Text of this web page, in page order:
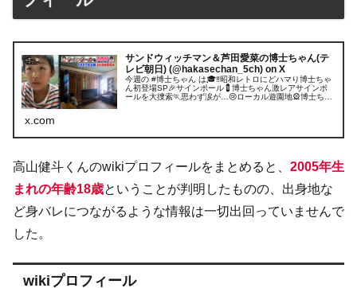
サンドウィッチマン＆芦田愛菜の博士ちゃん(テ
レビ朝日) (@hakasechan_5ch) on X
今週の #博士ちゃん は🎓‼️昭和レトロにどハマり博士ちゃ
ん初登場SP🎉サインポール💈博士ちゃん激レアサインポ
ールを大捜索🏃思わず涙が…😢ローカル遊園地🎡博士ちゃ
x.com
高山健斗くんのwikiプロフィールをまとめると、 2005年生
まれの年齢18歳ということが判明したものの、出身地な
ど身バレにつながるような情報は一切出回っていませんで
した。
wikiプロフィール